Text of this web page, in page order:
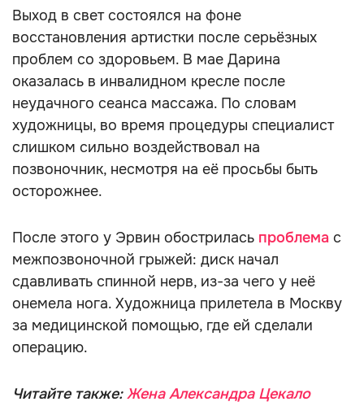
Выход в свет состоялся на фоне
восстановления артистки после серьёзных
проблем со здоровьем. В мае Дарина
оказалась в инвалидном кресле после
неудачного сеанса массажа. По словам
художницы, во время процедуры специалист
слишком сильно воздействовал на
позвоночник, несмотря на её просьбы быть
осторожнее.
После этого у Эрвин обострилась проблема с
межпозвоночной грыжей: диск начал
сдавливать спинной нерв, из-за чего у неё
онемела нога. Художница прилетела в Москву
за медицинской помощью, где ей сделали
операцию.
Читайте также:Жена Александра Цекало